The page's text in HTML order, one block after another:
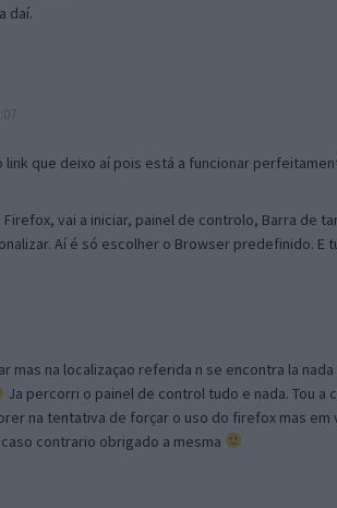
daí.
que deixo aí pois está a funcionar
vai a iniciar, painel de controlo, Barra de
Aí é só escolher o Browser predefinido. E
mas na localizaçao referida n se encontra la
Ja percorri o painel de control tudo e nada. Tou a
na tentativa de forçar o uso do firefox mas em
contrario obrigado a mesma